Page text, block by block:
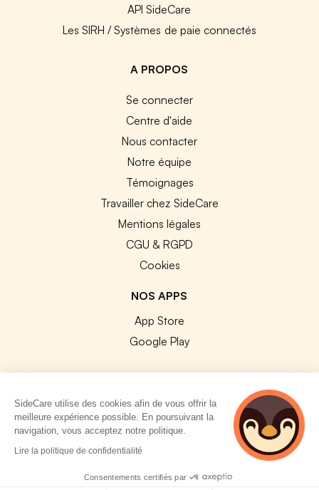
API SideCare
Les SIRH / Systèmes de paie connectés
A PROPOS
Se connecter
Centre d'aide
Nous contacter
Notre équipe
Témoignages
Travailler chez SideCare
Mentions légales
CGU & RGPD
Cookies
NOS APPS
App Store
Google Play
© 2026 SideCare. Tous droits réservés.
SideCare utilise des cookies afin de vous offrir la
meilleure expérience possible. En poursuivant la
navigation, vous acceptez notre politique.
Lire la politique de confidentialité
Consentements certifiés par